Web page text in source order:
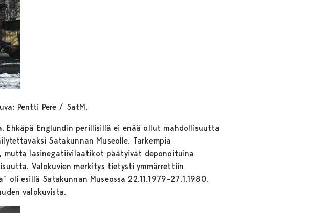
Pentti Pere / SatM.
Ehkäpä Englundin perillisillä ei enää ollut mahdollisuutta
Satakunnan Museolle. Tarkempia
mutta lasinegatiivilaatikot päätyivät deponoituina
Valokuvien merkitys tietysti ymmärrettiin
esillä Satakunnan Museossa 22.11.1979–27.1.1980.
valokuvista.